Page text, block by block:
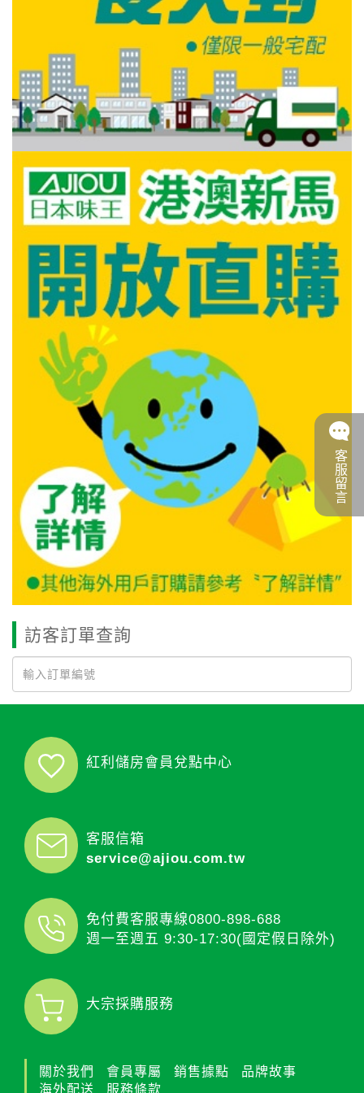
訪客訂單查詢
紅利儲房會員兌點中心
客服信箱
service@ajiou.com.tw
免付費客服專線0800-898-688
週一至週五 9:30-17:30(國定假日除外)
大宗採購服務
關於我們 會員專屬 銷售據點
品牌故事
海外配送
服務條款
客服留言